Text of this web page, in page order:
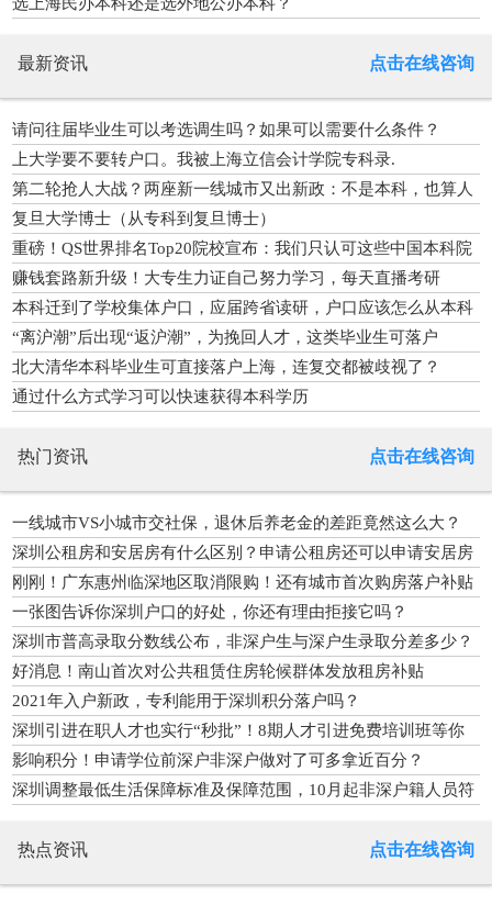
最新资讯 点击在线咨询
请问往届毕业生可以考选调生吗？如果可以需要什么条件？
上大学要不要转户口。我被上海立信会计学院专科录.
第二轮抢人大战？两座新一线城市又出新政：不是本科，也算人
才
复旦大学博士（从专科到复旦博士）
重磅！QS世界排名Top20院校宣布：我们只认可这些中国本科院
校！
赚钱套路新升级！大专生力证自己努力学习，每天直播考研
本科迁到了学校集体户口，应届跨省读研，户口应该怎么从本科
学校迁到研究生学校？
“离沪潮”后出现“返沪潮”，为挽回人才，这类毕业生可落户
北大清华本科毕业生可直接落户上海，连复交都被歧视了？
通过什么方式学习可以快速获得本科学历
热门资讯 点击在线咨询
一线城市VS小城市交社保，退休后养老金的差距竟然这么大？
深圳公租房和安居房有什么区别？申请公租房还可以申请安居房
吗？
刚刚！广东惠州临深地区取消限购！还有城市首次购房落户补贴
1万元
一张图告诉你深圳户口的好处，你还有理由拒接它吗？
深圳市普高录取分数线公布，非深户生与深户生录取分差多少？
好消息！南山首次对公共租赁住房轮候群体发放租房补贴
2021年入户新政，专利能用于深圳积分落户吗？
深圳引进在职人才也实行“秒批”！8期人才引进免费培训班等你
来报名……
影响积分！申请学位前深户非深户做对了可多拿近百分？
深圳调整最低生活保障标准及保障范围，10月起非深户籍人员符
热点资讯 点击在线咨询